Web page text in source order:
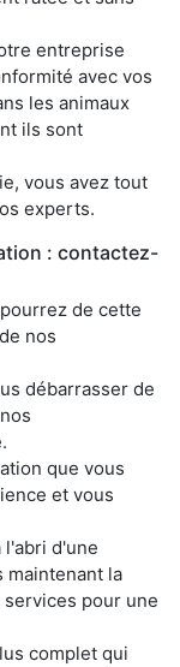
entreprise
avec vos
les animaux
ils sont
vous avez tout
experts.
: contactez-
de cette
nos
débarrasser de
que vous
et vous
l'abri d'une
maintenant la
pour une
complet qui